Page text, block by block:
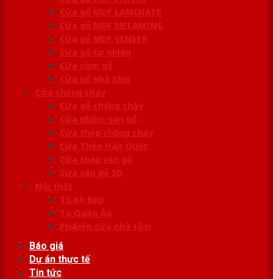
Cửa gỗ MDF LAMINATE
Cửa gỗ MDF MELAMINE
Cửa gỗ MDF VENEER
Cửa gỗ tự nhiên
Cửa vòm gỗ
Cửa gỗ nhà tắm
Cửa chống cháy
Cửa gỗ chống cháy
Cửa nhôm vân gỗ
Cửa thép chống cháy
Cửa Thép Hàn Quốc
Cửa thép vân gỗ
Cửa vân gỗ 5D
Nội thất
Tủ Kệ Bếp
Tủ Quần Áo
Phụ kiện cửa nhà tắm
Báo giá
Dự án thực tế
Tin tức